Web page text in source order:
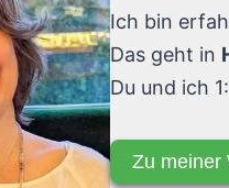
Ich bin
Das geht in
Du und ich
Zu meiner